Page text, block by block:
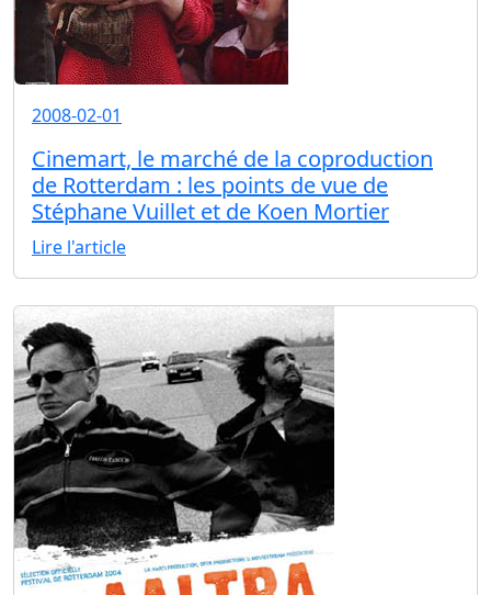
2008-02-01
Cinemart, le marché de la coproduction
de Rotterdam : les points de vue de
Stéphane Vuillet et de Koen Mortier
Lire l'article